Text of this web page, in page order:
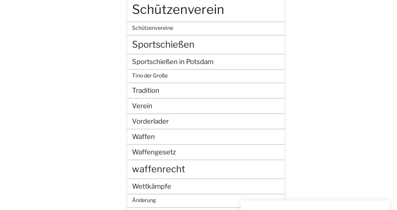
Schützenverein
Schützenvereine
Sportschießen
Sportschießen in Potsdam
Tino der Große
Tradition
Verein
Vorderlader
Waffen
Waffengesetz
waffenrecht
Wettkämpfe
Änderung